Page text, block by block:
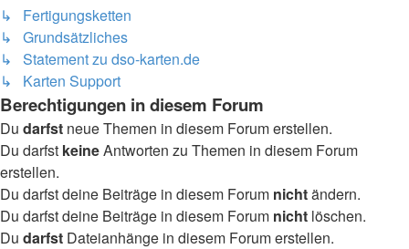
↳ Fertigungsketten
↳ Grundsätzliches
↳ Statement zu dso-karten.de
↳ Karten Support
Berechtigungen in diesem Forum
Du darfst neue Themen in diesem Forum erstellen.
Du darfst keineAntworten zu Themen in diesem Forum
erstellen.
Du darfst deine Beiträge in diesem Forum nichtändern.
Du darfst deine Beiträge in diesem Forum nicht löschen.
Du darfst Dateianhänge in diesem Forum erstellen.